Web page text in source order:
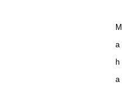
M
a
h
a